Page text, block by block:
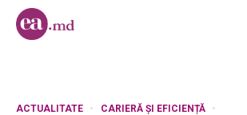
ACTUALITATE CARIERĂ ȘI EFICIENȚĂ